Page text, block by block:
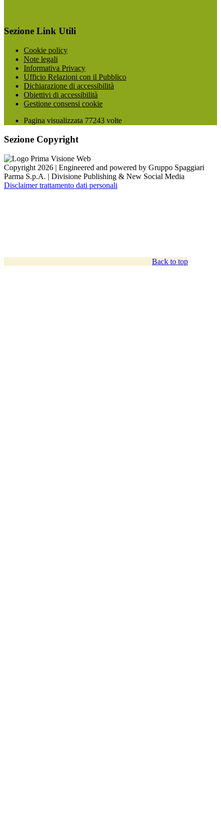
Sezione Link Utili
Cookie policy
Note legali
Informativa Privacy
Ufficio Relazioni con il Pubblico
Dichiarazione di accessibilità
Obiettivi di accessibilità
Gestione consensi cookie
Pagina visualizzata 77243 volte
Sezione Copyright
Copyright 2026 | Engineered and powered by Gruppo Spaggiari
Parma S.p.A. | Divisione Publishing & New Social Media
Disclaimer trattamento dati personali
Back to top